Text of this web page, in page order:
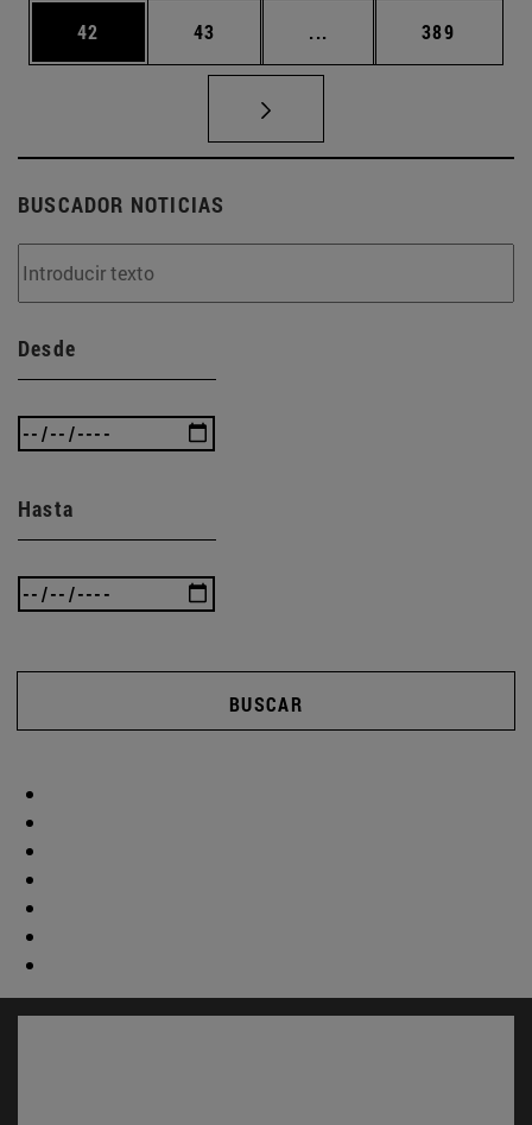
Página
42 Página
43 ... Páginas intermedias
Página
389
BUSCADOR NOTICIAS
Desde
Hasta
BUSCAR